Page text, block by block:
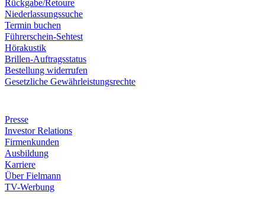
Rückgabe/Retoure
Niederlassungssuche
Termin buchen
Führerschein-Sehtest
Hörakustik
Brillen-Auftragsstatus
Bestellung widerrufen
Gesetzliche Gewährleistungsrechte
Presse
Investor Relations
Firmenkunden
Ausbildung
Karriere
Über Fielmann
TV-Werbung